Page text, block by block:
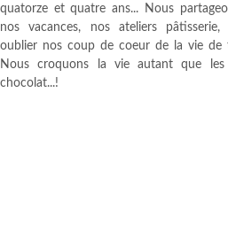
quatorze et quatre ans... Nous
nos vacances, nos ateliers pâtisserie,
oublier nos coup de coeur de la vie de
Nous croquons la vie autant que les
chocolat...!